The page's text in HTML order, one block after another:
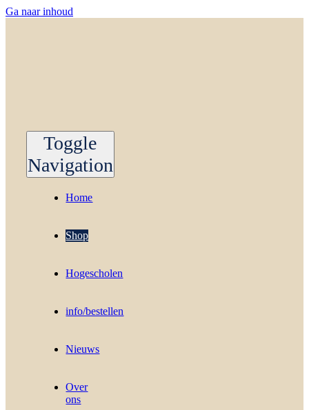
Ga naar inhoud
Toggle
Navigation
Home
Shop
Hogescholen
info/bestellen
Nieuws
Over
ons